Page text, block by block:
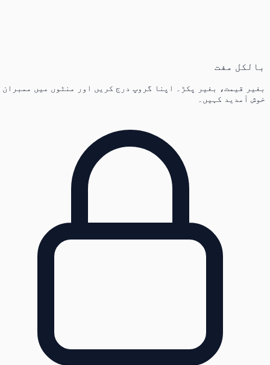
بالکل مفت
بغیر قیمت، بغیر پکڑ۔ اپنا گروپ درج کریں اور منٹوں میں ممبران
خوش آمدید کہیں۔